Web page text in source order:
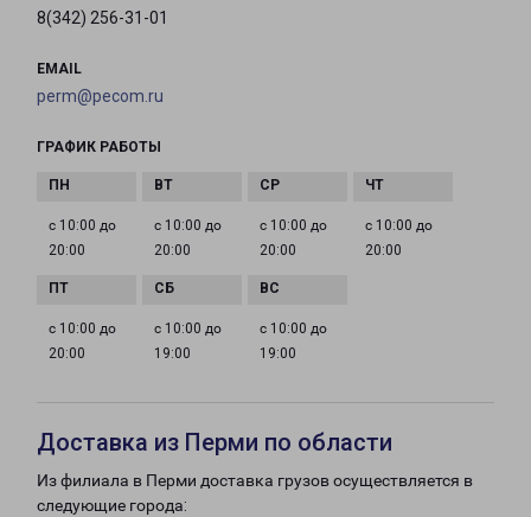
8(342) 256-31-01
EMAIL
perm@pecom.ru
ГРАФИК РАБОТЫ
с 10:00 до
20:00
с 10:00 до
20:00
с 10:00 до
20:00
с 10:00 до
20:00
с 10:00 до
20:00
с 10:00 до
19:00
с 10:00 до
19:00
Доставка из Перми по области
Из филиала в Перми доставка грузов осуществляется в
следующие города: